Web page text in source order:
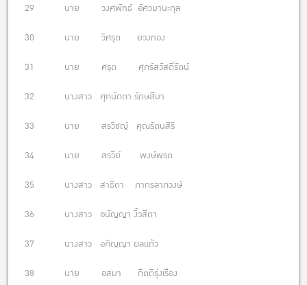
29 นาย วงศพัทธ์ อัศวมานะกุล
30 นาย วิศรุต ยวงทอง
31 นาย ศรุต ศุภร์สวัสดิ์รัตน์
32 นางสาว ศุภนัดดา รักษสีมา
33 นาย สรวิชญ์ คุณรัตนสิริ
34 นาย สรวีย์ พงษ์พรต
35 นางสาว สาธิตา ภากรลาภวงษ์
36 นางสาว อนัญญา งิ้วสีดา
37 นางสาว อภิญญา ผลแก้ว
38 นาย อสมา กิตติรุ่งเรือง